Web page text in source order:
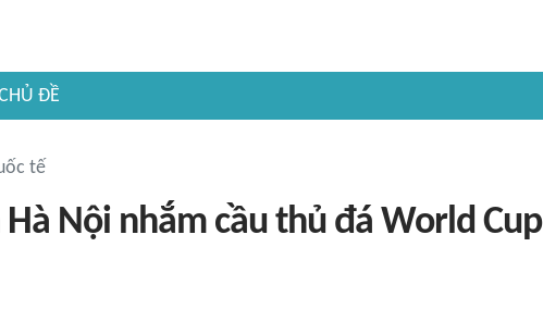
ĐỀ
tế
Hà Nội nhắm cầu thủ đá World Cup